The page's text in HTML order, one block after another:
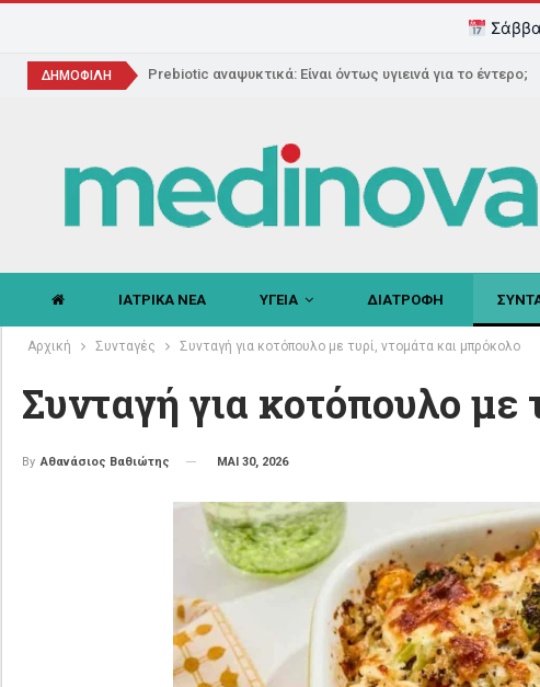
ΔΗΜΟΦΙΛΗ Prebiotic αναψυκτικά: Είναι όντως υγιεινά για το έντερο;
ΙΑΤΡΙΚΑ ΝΕΑ ΥΓΕΙΑ ΔΙΑΤΡΟΦΗ
Αρχική Συνταγές Συνταγή για κοτόπουλο με τυρί, ντομάτα και μπρόκολο
Συνταγή για κοτόπουλο με
By Αθανάσιος Βαθιώτης ΜΑΙ 30, 2026